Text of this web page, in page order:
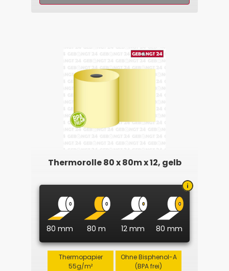
Thermorolle 80 x 80m x 12, gelb
80 mm 80 m 12 mm 80 mm
Thermopapier
55g/m²
Ohne Bisphenol-A
(BPA frei)